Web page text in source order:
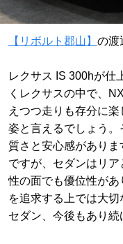
【リボルト郡山】 の渡
レクサス IS 300hが仕
くレクサスの中で、
えつつ走りも存分に
姿と言えるでしょう
質さと安心感があり
ですが、セダンはリ
性の面でも優位性があ
を追求する上では大
セダン、今後もあり続